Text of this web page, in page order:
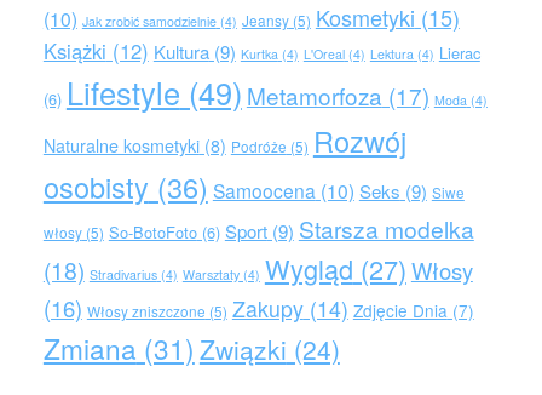
(10) Jak zrobić samodzielnie(4) Jeansy(5) Kosmetyki (15)
Książki (12) Kultura(9) Kurtka(4) L'Oreal(4) Lektura(4) Lierac
(6) Lifestyle (49) Metamorfoza (17) Moda(4)
Naturalne kosmetyki(8) Podróże (5) Rozwój
osobisty (36) Samoocena (10) Seks (9) Siwe
włosy(5) So-BotoFoto(6) Sport(9) Starsza modelka
(18) Stradivarius(4) Warsztaty(4) Wygląd (27)Włosy
(16) Włosy zniszczone (5) Zakupy(14) Zdjęcie Dnia(7)
Zmiana (31) Związki (24)